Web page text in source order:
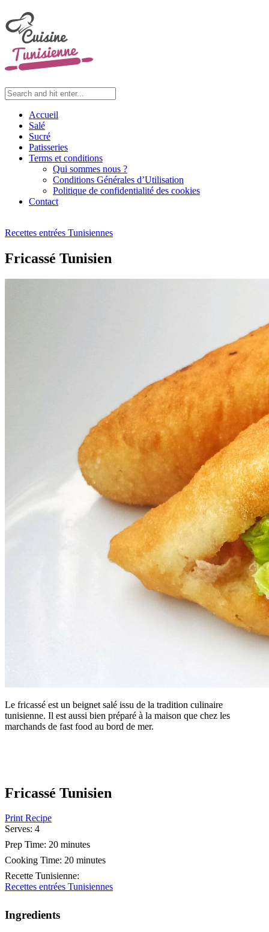
Accueil
Salé
Sucré
Patisseries
Terms et conditions
Qui sommes nous ?
Conditions Générales d’Utilisation
Politique de confidentialité des cookies
Contact
Recettes entrées Tunisiennes
Fricassé Tunisien
Le fricassé est un beignet salé issu de la tradition culinaire
tunisienne. Il est aussi bien préparé à la maison que chez les
marchands de fast food au bord de mer.
Fricassé Tunisien
Print Recipe
Serves: 4
Prep Time: 20 minutes
Cooking Time: 20 minutes
Recette Tunisienne:
Recettes entrées Tunisiennes
Ingredients